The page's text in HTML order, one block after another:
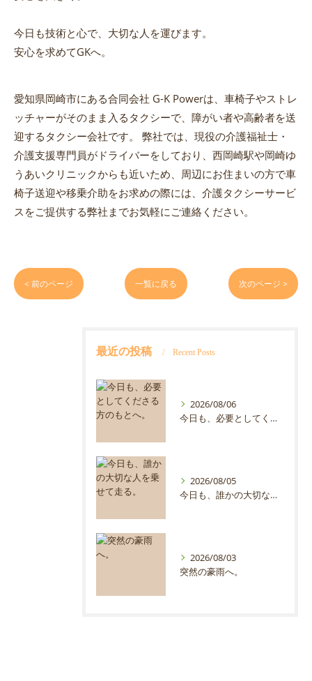
今日も技術と心で、大切な人を運びます。
安心を求めてGKへ。
愛知県岡崎市にある合同会社 G-K Powerは、車椅子やストレ
ッチャーがそのまま入るタクシーで、障がい者や高齢者を送
迎するタクシー会社です。 弊社では、現役の介護福祉士・
介護支援専門員がドライバーをしており、西岡崎駅や岡崎ゆ
うあいクリニックからも近いため、周辺にお住まいの方で車
椅子送迎や移乗介助をお求めの際には、介護タクシーサービ
スをご提供する弊社までお気軽にご連絡ください。
< 前のページ 一覧に戻る 次のページ >
最近の投稿 Recent Posts
2026/08/06
今日も、必要としてくださる方のもとへ。
2026/08/05
今日も、誰かの大切な人を乗せて走る。
2026/08/03
突然の豪雨へ。